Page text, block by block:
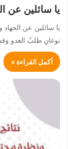
يا سائلين عن
يا سائلين عن
نوعانِ طلبُ العدو
أكمل القراءة »